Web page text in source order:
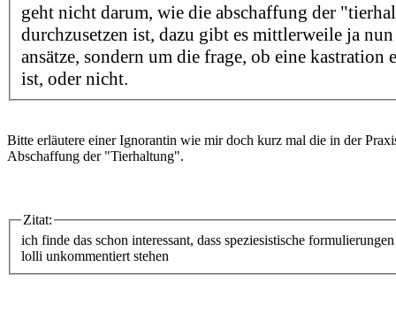
geht nicht darum, wie die abschaffung der
durchzusetzen ist, dazu gibt es mittlerweile ja
ansätze, sondern um die frage, ob eine kastration
ist, oder nicht.
Bitte erläutere einer Ignorantin wie mir doch kurz mal die in der
Abschaffung der "Tierhaltung".
Zitat:
ich finde das schon interessant, dass speziesistische
lolli unkommentiert stehen